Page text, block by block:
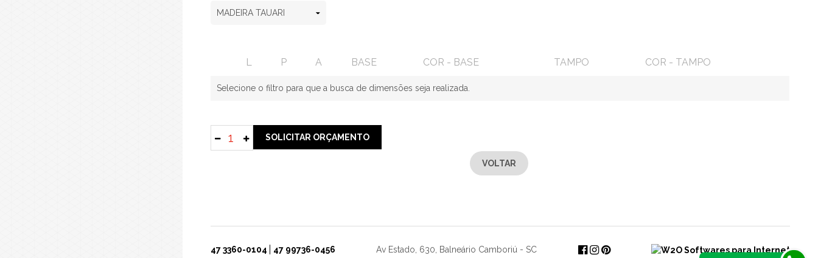
L P A BASE COR - BASE TAMPO COR - TAMPO
Selecione o filtro para que a busca de dimensões seja realizada.
SOLICITAR ORÇAMENTO
VOLTAR
47 3360-0104 47 99736-0456 Av Estado, 630, Balneário Camboriú - SC